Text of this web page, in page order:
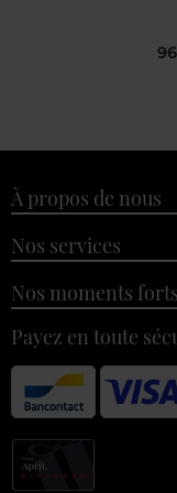
À propos de nous
Nos services
Nos moments forts
Payez en toute